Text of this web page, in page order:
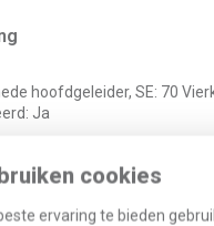
cookies
ervaring te bieden
hoofdgeleider, SE: 70
Ja
hoofdgeleider, SE